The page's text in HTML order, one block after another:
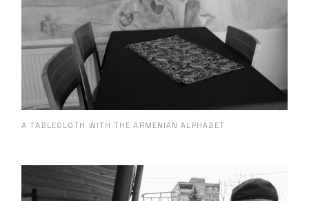
A TABLECLOTH WITH THE ARMENIAN ALPHABET